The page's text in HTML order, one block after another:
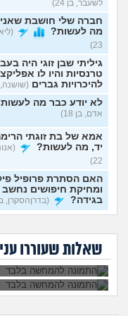
לשעבר, בן 24)
חברה שלי חושבת
מה לעשות?
23)
גיליתי שבן זוגי היה
טרנסיות והיו לו
להיכרויות גברים (שושנה,
לא יודע כבר מה
אדם, בן 18)
אמא של בת זוגתי
יד, מה לעשות?
22)
האם הסתרת פרופיל
ומחיקת חיפושים נחשב
בגידה?
(בדרןהסקרן, בן
(אנושי, בן 27)
מה אני עושה לא נכון
מצליח לי במערכות
(א׳, בת 26)
בת 28 ואף פעם לא
שאלות שעוררו
אבא של בעלי מסתכל
מה לעשות?
מה לעשות עם
העובדה שאשתי
הרימה עליי ידיים?